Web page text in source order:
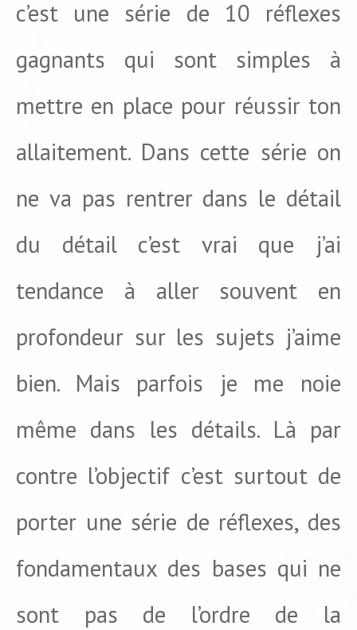
c’est une série de 10 réflexes
gagnants qui sont simples à
mettre en place pour réussir ton
allaitement. Dans cette série on
ne va pas rentrer dans le détail
du détail c’est vrai que j’ai
tendance à aller souvent en
profondeur sur les sujets j’aime
bien. Mais parfois je me noie
même dans les détails. Là par
contre l’objectif c’est surtout de
porter une série de réflexes, des
fondamentaux des bases qui ne
sont pas de l’ordre de la